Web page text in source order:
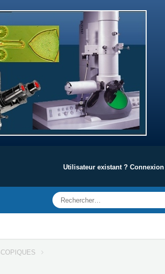
Utilisateur existant ? Connexion